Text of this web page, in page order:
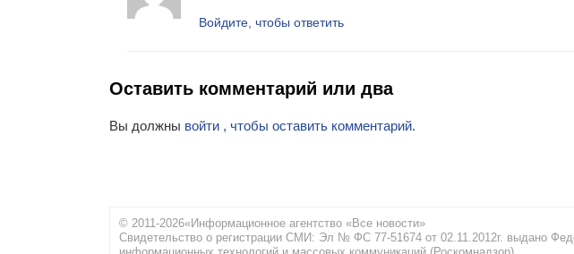
Войдите, чтобы ответить
Оставить комментарий или два
Вы должны войти , чтобы оставить комментарий.
© 2011-2026«Информационное агентство «Все новости»
Свидетельство о регистрации СМИ: Эл № ФС 77-51674 от 02.11.2012г. выдано